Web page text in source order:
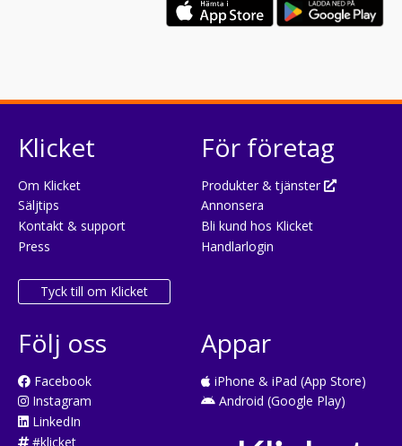
Klicket
Om Klicket
Säljtips
Kontakt & support
Press
Tyck till om Klicket
För företag
Produkter & tjänster
Annonsera
Bli kund hos Klicket
Handlarlogin
Följ oss
Facebook
Instagram
LinkedIn
#klicket
Appar
iPhone & iPad (App Store)
Android (Google Play)